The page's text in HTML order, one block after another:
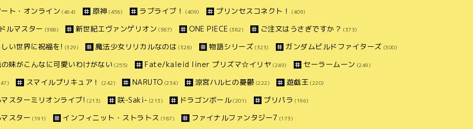
ト・オンライン (464) 原神 (456) ラブライブ！ (409) プリンセスコネクト！ (409)
ルマスター (388) 新世紀エヴァンゲリオン (387) ONE PIECE (382) ご注文はうさぎですか？ (373)
い世界に祝福を! (329) 魔法少女リリカルなのは (328) 物語シリーズ (323) ガンダムビルドファイターズ (300)
妹がこんなに可愛いわけがない (255) Fate/kaleid liner プリズマ☆イリヤ (249) セーラームーン (249)
スマイルプリキュア！ (242) NARUTO (234) 涼宮ハルヒの憂鬱 (222) 遊戯王 (220)
スターミリオンライブ! (213) 咲-Saki- (213) ドラゴンボール (201) プリパラ (196)
スター (191) インフィニット・ストラトス (187) ファイナルファンタジー7 (173)